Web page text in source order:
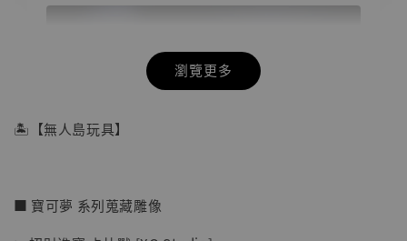
瀏覽更多
🏝【無人島玩具】
■ 寶可夢 系列蒐藏雕像